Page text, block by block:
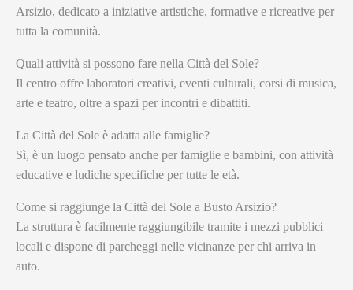
Arsizio, dedicato a iniziative artistiche, formative e ricreative per
tutta la comunità.
Quali attività si possono fare nella Città del Sole?
Il centro offre laboratori creativi, eventi culturali, corsi di musica,
arte e teatro, oltre a spazi per incontri e dibattiti.
La Città del Sole è adatta alle famiglie?
Sì, è un luogo pensato anche per famiglie e bambini, con attività
educative e ludiche specifiche per tutte le età.
Come si raggiunge la Città del Sole a Busto Arsizio?
La struttura è facilmente raggiungibile tramite i mezzi pubblici
locali e dispone di parcheggi nelle vicinanze per chi arriva in
auto.